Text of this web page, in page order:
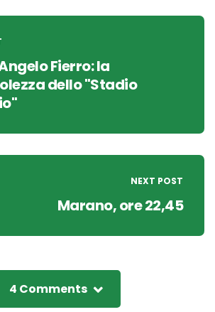
Fierro: la
dello "Stadio
NEXT POST
Marano, ore 22,45
4 Comments